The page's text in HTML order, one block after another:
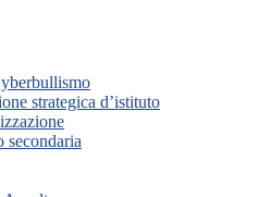
strategica d’istituto
secondaria